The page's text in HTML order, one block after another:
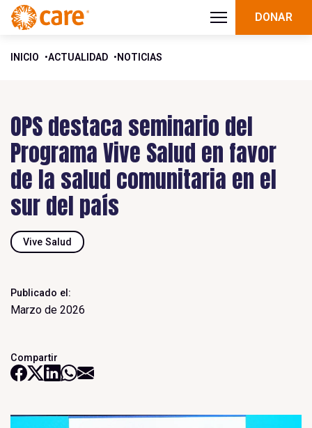
DONAR
INICIO ACTUALIDAD NOTICIAS
OPS destaca seminario del
Programa Vive Salud en favor
de la salud comunitaria en el
sur del país
Vive Salud
Publicado el:
Marzo de 2026
Compartir